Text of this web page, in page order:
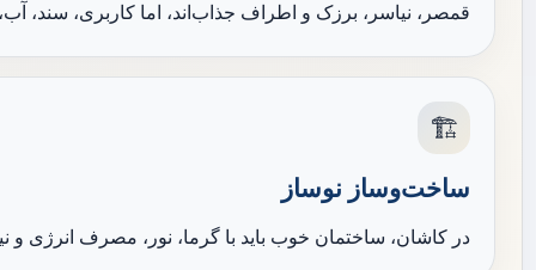
قمصر، نیاسر، برزک و اطراف جذاب‌اند، اما کاربری، سند،
🏗️
ساخت‌وساز نوساز
در کاشان، ساختمان خوب باید با گرما، نور، مصرف انرژی و